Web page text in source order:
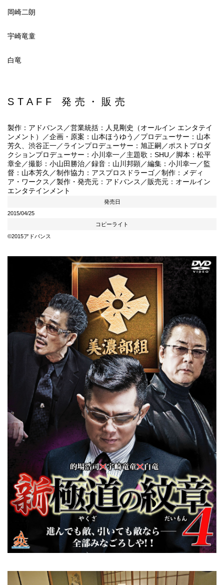
岡崎二朗
宇崎竜童
白竜
STAFF 発売・販売
製作：アドバンス／営業統括：人見剛史（オールイン エンタテイ
ンメント）／企画・原案：山本ほうゆう／プロデューサー：山本
芳久、渋谷正一／ラインプロデューサー：旭正嗣／ポストプロダ
クションプロデューサー：小川幸一／主題歌：SHU／脚本：松平
章全／撮影：小山田勝治／録音：山川邦顕／編集：小川幸一／監
督：山本芳久／制作協力：アスプロスドラーゴ／制作：メディ
ア・ワークス／製作・発売元：アドバンス／販売元：オールイン
エンタテインメント
発売日
2015/04/25
コピーライト
©2015アドバンス